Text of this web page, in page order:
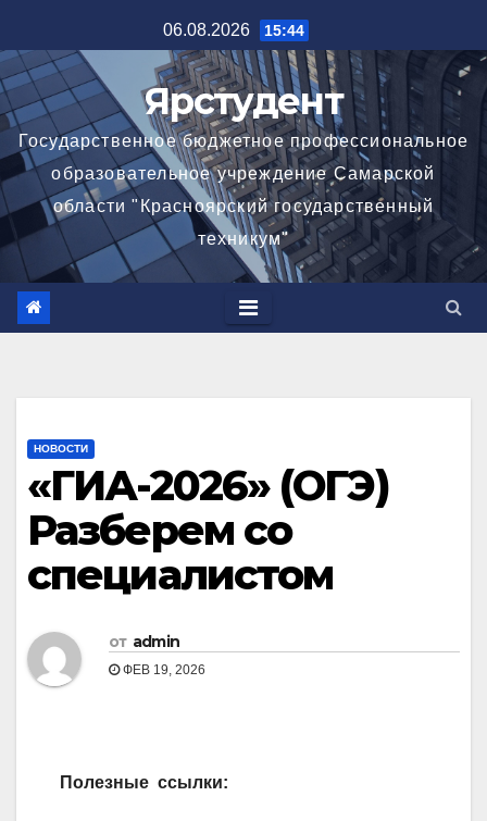
к
содержимому
06.08.2026 15:44
Ярстудент
Государственное бюджетное профессиональное
образовательное учреждение Самарской
области "Красноярский государственный
техникум"
НОВОСТИ
«ГИА-2026» (ОГЭ)
Разберем со
специалистом
от admin
ФЕВ 19, 2026
Полезные ссылки: